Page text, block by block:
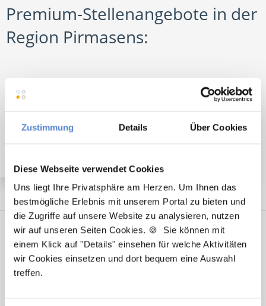
Zustimmung Details Über Cookies
Diese Webseite verwendet Cookies
Uns liegt Ihre Privatsphäre am Herzen. Um Ihnen das
bestmögliche Erlebnis mit unserem Portal zu bieten und
die Zugriffe auf unsere Website zu analysieren, nutzen
wir auf unseren Seiten Cookies. 🍪 Sie können mit
einem Klick auf "Details" einsehen für welche Aktivitäten
wir Cookies einsetzen und dort bequem eine Auswahl
treffen.
Premium-Stellenangebote in der
Region Pirmasens:
🌟 PREMIUM-STELLENANGEBOT 🌟
Zweibrücken